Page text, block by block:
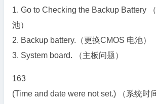
1. Go to Checking the Backup Battery
池）
2. Backup battery.（更换CMOS 电池）
3. System board. （主板问题）
163
(Time and date were not set.) （系统时